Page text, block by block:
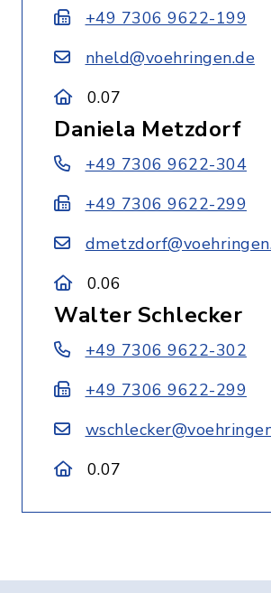
+49 7306 9622-199
nheld@voehringen.de
0.07
Daniela Metzdorf
+49 7306 9622-304
+49 7306 9622-299
0.06
Walter Schlecker
+49 7306 9622-302
+49 7306 9622-299
0.07